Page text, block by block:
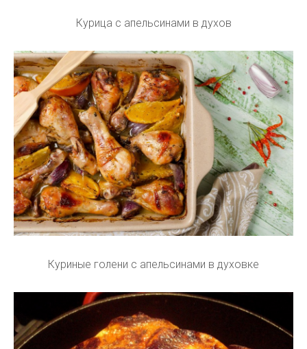
Курица с апельсинами в духов
Куриные голени с апельсинами в духовке